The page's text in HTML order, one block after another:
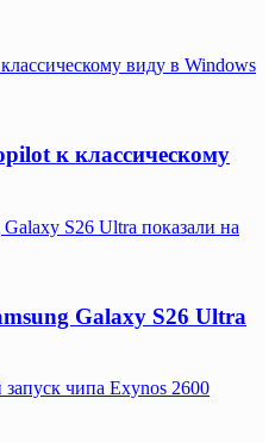
виду в Windows
к классическому
S26 Ultra показали на
Galaxy S26 Ultra
чипа Exynos 2600